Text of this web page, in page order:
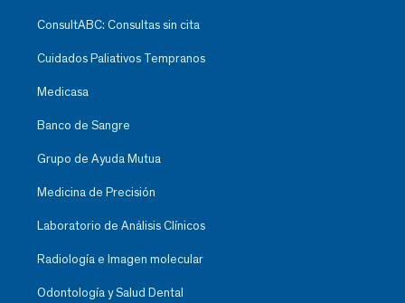
ConsultABC: Consultas sin cita
Cuidados Paliativos Tempranos
Medicasa
Banco de Sangre
Grupo de Ayuda Mutua
Medicina de Precisión
Laboratorio de Análisis Clínicos
Radiología e Imagen molecular
Odontología y Salud Dental